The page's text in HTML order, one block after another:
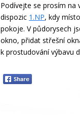
Podívejte se prosím na
dispozic 1.NP, kdy
pokoje. V půdorysech
okno, přidat střešní
k prostudování výbavu